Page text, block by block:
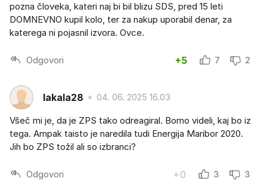
pozna človeka, kateri naj bi bil blizu SDS, pred 15 leti
DOMNEVNO kupil kolo, ter za nakup uporabil denar, za
katerega ni pojasnil izvora. Ovce.
Odgovori +5 7 2
lakala28 04. 06. 2025 16.03
Všeč mi je, da je ZPS tako odreagiral. Bomo videli, kaj bo iz
tega. Ampak taisto je naredila tudi Energija Maribor 2020.
Jih bo ZPS tožil ali so izbranci?
Odgovori +0 3 3